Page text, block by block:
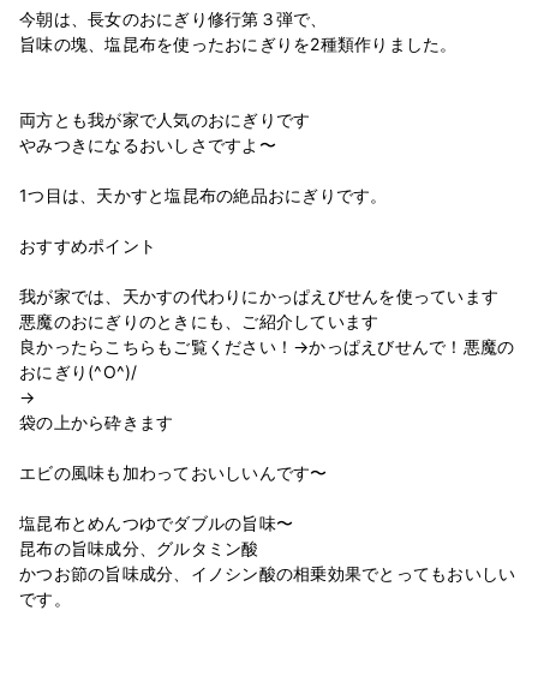
今朝は、長女のおにぎり修行第３弾で、
旨味の塊、塩昆布を使ったおにぎりを2種類作りました。
両方とも我が家で人気のおにぎりです
やみつきになるおいしさですよ〜
1つ目は、天かすと塩昆布の絶品おにぎりです。
おすすめポイント
我が家では、天かすの代わりにかっぱえびせんを使っています
悪魔のおにぎりのときにも、ご紹介しています
良かったらこちらもご覧ください！→かっぱえびせんで！悪魔の
おにぎり(^O^)/
→
袋の上から砕きます
エビの風味も加わっておいしいんです〜
塩昆布とめんつゆでダブルの旨味〜
昆布の旨味成分、グルタミン酸
かつお節の旨味成分、イノシン酸の相乗効果でとってもおいしい
です。